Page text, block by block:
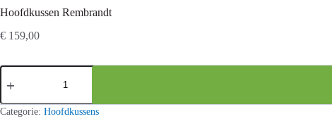
Hoofdkussen Rembrandt
€ 159,00
Hoofdkussen
Rembrandt
Categorie: Hoofdkussens